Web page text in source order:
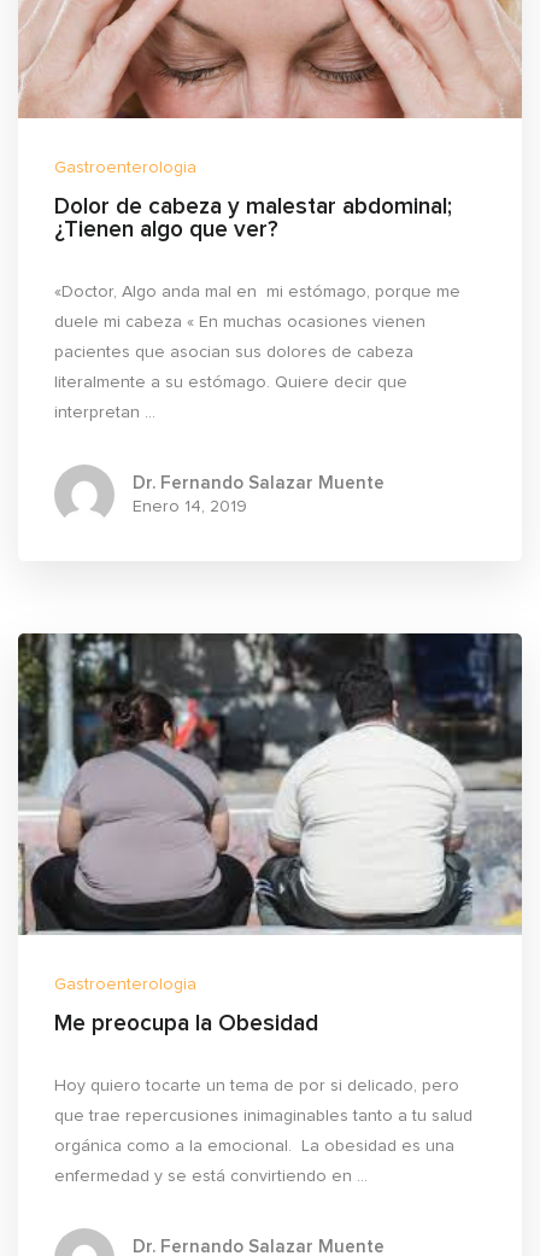
Gastroenterologia
Dolor de cabeza y malestar abdominal;
¿Tienen algo que ver?
«Doctor, Algo anda mal en mi estómago, porque me
duele mi cabeza « En muchas ocasiones vienen
pacientes que asocian sus dolores de cabeza
literalmente a su estómago. Quiere decir que
interpretan ...
Dr. Fernando Salazar Muente
Enero 14, 2019
Gastroenterologia
Me preocupa la Obesidad
Hoy quiero tocarte un tema de por si delicado, pero
que trae repercusiones inimaginables tanto a tu salud
orgánica como a la emocional. La obesidad es una
enfermedad y se está convirtiendo en ...
Dr. Fernando Salazar Muente